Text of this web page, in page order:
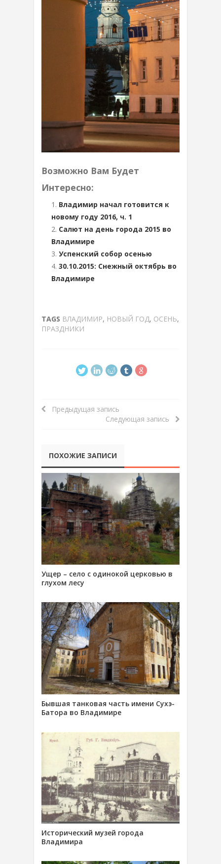
Возможно Вам Будет
Интересно:
Владимир начал готовится к
новому году 2016, ч. 1
Салют на день города 2015 во
Владимире
Успенский собор осенью
30.10.2015: Снежный октябрь во
Владимире
TAGS ВЛАДИМИР, НОВЫЙ ГОД, ОСЕНЬ,
ПРАЗДНИКИ
Предыдущая запись
Следующая запись
ПОХОЖИЕ ЗАПИСИ
Ущер – село с одинокой церковью в
глухом лесу
Бывшая танковая часть имени Сухэ-
Батора во Владимире
Исторический музей города
Владимира